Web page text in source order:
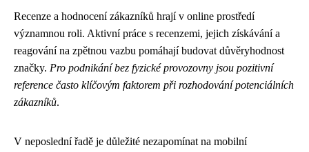
Recenze a hodnocení zákazníků hrají v online prostředí
významnou roli. Aktivní práce s recenzemi, jejich získávání a
reagování na zpětnou vazbu pomáhají budovat důvěryhodnost
značky. Pro podnikání bez fyzické provozovny jsou pozitivní
reference často klíčovým faktorem při rozhodování potenciálních
zákazníků.
V neposlední řadě je důležité nezapomínat na mobilní